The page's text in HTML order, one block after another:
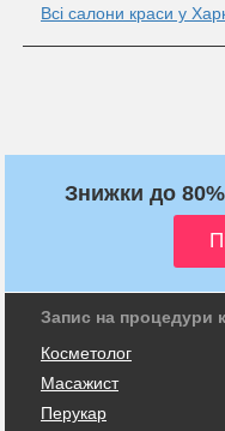
Всі салони краси у
Знижки до 80%
Запис на процедури
Косметолог
Масажист
Перукар